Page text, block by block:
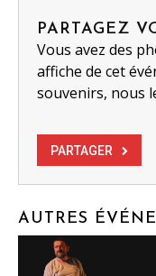
PARTAGEZ
Vous avez des
affiche de cet
souvenirs, nous
PARTAGER
AUTRES